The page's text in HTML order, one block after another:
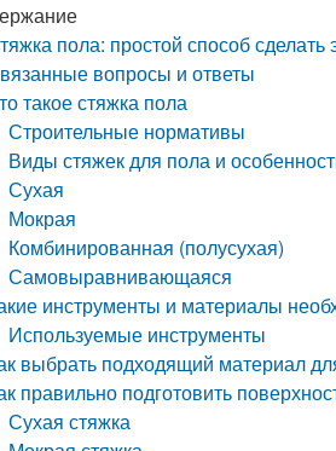
пола: простой способ сделать
вопросы и ответы
такое стяжка пола
Строительные нормативы
Виды стяжек для пола и
Сухая
Мокрая
Комбинированная (полусухая)
Самовыравнивающаяся
инструменты и материалы
Используемые инструменты
выбрать подходящий материал
правильно подготовить
Сухая стяжка